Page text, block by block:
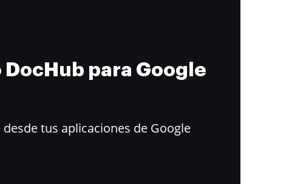
para Google
tus aplicaciones de Google